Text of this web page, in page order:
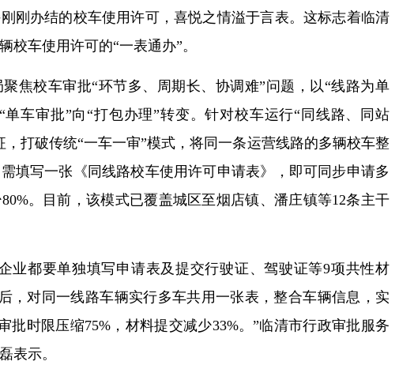
刚办结的校车使用许可，喜悦之情溢于言表。这标志着临清
校车使用许可的“一表通办”。
校车审批“环节多、周期长、协调难”问题，以“线路为单
车审批”向“打包办理”转变。针对校车运行“同线路、同站
，打破传统“一车一审”模式，将同一条运营线路的多辆校车整
填写一张《同线路校车使用许可申请表》，即可同步申请多
。目前，该模式已覆盖城区至烟店镇、潘庄镇等12条主干
都要单独填写申请表及提交行驶证、驾驶证等9项共性材
，对同一线路车辆实行多车共用一张表，整合车辆信息，实
批时限压缩75%，材料提交减少33%。”临清市行政审批服务
表示。